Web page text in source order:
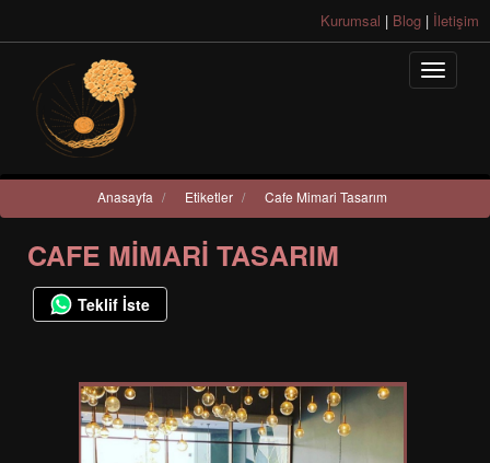
Kurumsal | Blog | İletişim
Anasayfa / Etiketler / Cafe Mimari Tasarım
CAFE MIMARI TASARIM
Teklif İste